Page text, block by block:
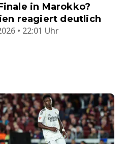
in Marokko?
reagiert deutlich
• 22:01 Uhr